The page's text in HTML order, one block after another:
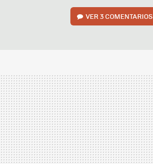
VER3 COMENTARIOS